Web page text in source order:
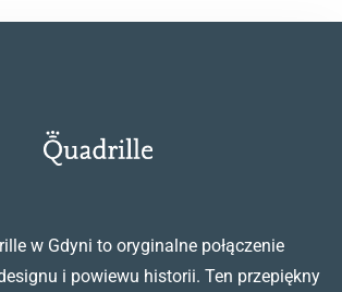
w Gdyni to oryginalne połączenie
i powiewu historii. Ten przepiękny